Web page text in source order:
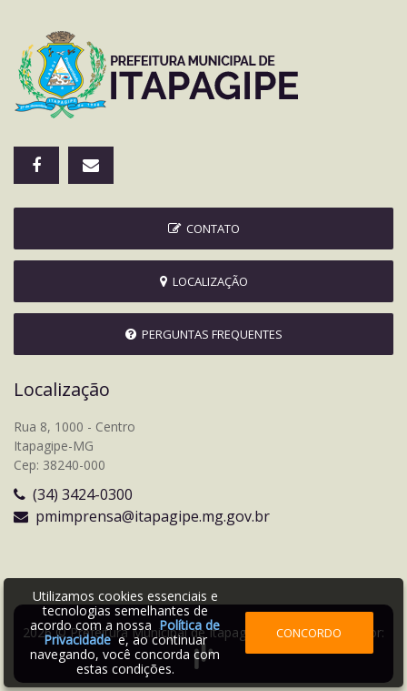
CONTATO
LOCALIZAÇÃO
PERGUNTAS FREQUENTES
Localização
Rua 8, 1000 - Centro
Itapagipe-MG
Cep: 38240-000
(34) 3424-0300
pmimprensa@itapagipe.mg.gov.br
2026 © Prefeitura Municipal de Itapagipe | Desenvolvido por:
Utilizamos cookies essenciais e
tecnologias semelhantes de
acordo com a nossaPolítica de
Privacidadee, ao continuar
navegando, você concorda com
estas condições.
CONCORDO